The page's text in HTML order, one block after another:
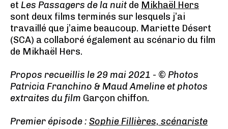
et Les Passagers de la nuitde Mikhaël Hers
sont deux films terminés sur lesquels j’ai
travaillé que j’aime beaucoup. Mariette Désert
(SCA) a collaboré également au scénario du film
de Mikhaël Hers.
Propos recueillis le 29 mai 2021 - © Photos
Patricia Franchino & Maud Ameline et photos
extraites du film Garçon chiffon.
Premier épisode : Sophie Fillières, scénariste